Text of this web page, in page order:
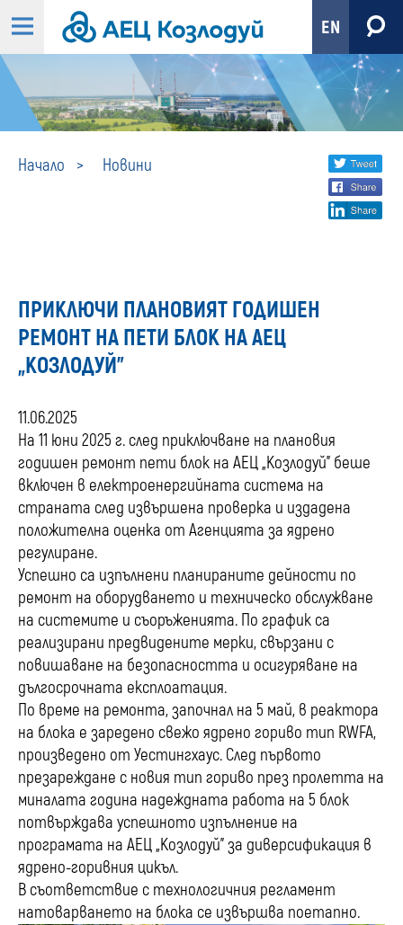
EN
Начало Новини
Share
social
ПРИКЛЮЧИ ПЛАНОВИЯТ ГОДИШЕН
РЕМОНТ НА ПЕТИ БЛОК НА АЕЦ
„КОЗЛОДУЙ”
11.06.2025
На 11 юни 2025 г. след приключване на плановия
годишен ремонт пети блок на АЕЦ „Козлодуй” беше
включен в електроенергийната система на
страната след извършена проверка и издадена
положителна оценка от Агенцията за ядрено
регулиране.
Успешно са изпълнени планираните дейности по
ремонт на оборудването и техническо обслужване
на системите и съоръженията. По график са
реализирани предвидените мерки, свързани с
повишаване на безопасността и осигуряване на
дългосрочната експлоатация.
По време на ремонта, започнал на 5 май, в реактора
на блока е заредено свежо ядрено гориво тип RWFA,
произведено от Уестингхаус. След първото
презареждане с новия тип гориво през пролетта на
миналата година надеждната работа на 5 блок
потвърждава успешното изпълнение на
програмата на АЕЦ „Козлодуй” за диверсификация в
ядрено-горивния цикъл.
В съответствие с технологичния регламент
натоварването на блока се извършва поетапно.